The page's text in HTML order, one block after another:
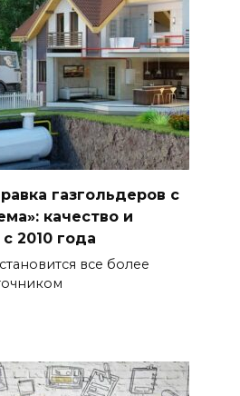
газгольдеров с
качество и
2010 года
все более